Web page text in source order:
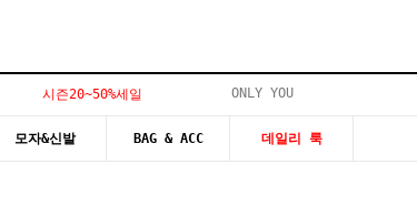
시즌20~50%세일 ONLY YOU
모자&신발 BAG & ACC 데일리 룩